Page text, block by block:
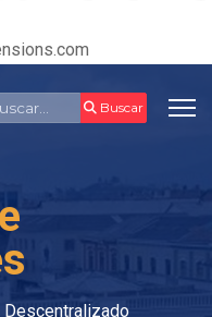
Buscar
Descentralizado